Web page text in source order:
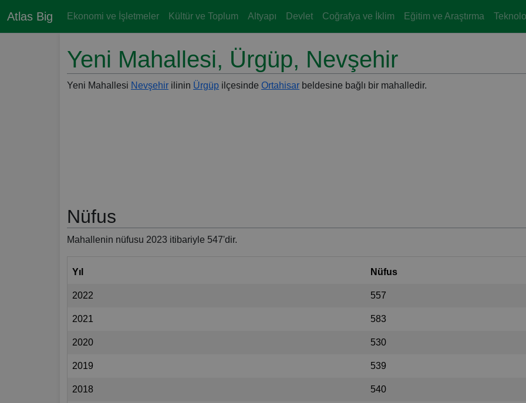
Atlas Big Ekonomi ve İşletmeler Kültür ve Toplum Altyapı Devlet Coğrafya ve İklim Eğitim ve Araştırma
Yeni Mahallesi, Ürgüp, Nevşehir
Yeni Mahallesi Nevşehir ilinin Ürgüp ilçesinde Ortahisar beldesine bağlı bir mahalledir.
Nüfus
Mahallenin nüfusu 2023 itibariyle 547'dir.
Yıl Nüfus
2022 557
2021 583
2020 530
2019 539
2018 540